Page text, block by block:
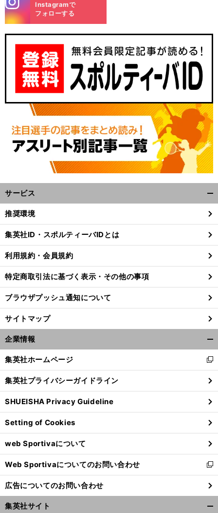
【
プ
ロ野球 】
星野伸之が語る 、
オリックスがCS日本ハム戦に勝つための戦術
第１戦で先発濃厚の山下舜平大の別の起用法も予想した
m
Instagramで
フォローする
サービス
閉
る
推奨環境
集英社ID・スポルティーバIDとは
利用規約・会員規約
特定商取引法に基づく表示・その他の事項
ブラウザプッシュ通知について
サイトマップ
企業情報
閉
る
集英社ホームページ
新
し
い
ウ
ィ
ン
ド
ウ
で
開
く
集英社プライバシーガイドライン
SHUEISHA Privacy Guideline
Setting of Cookies
web Sportivaについて
Web Sportivaについてのお問い合わせ
新
し
い
ウ
ィ
広告についてのお問い合わせ
集英社サイト